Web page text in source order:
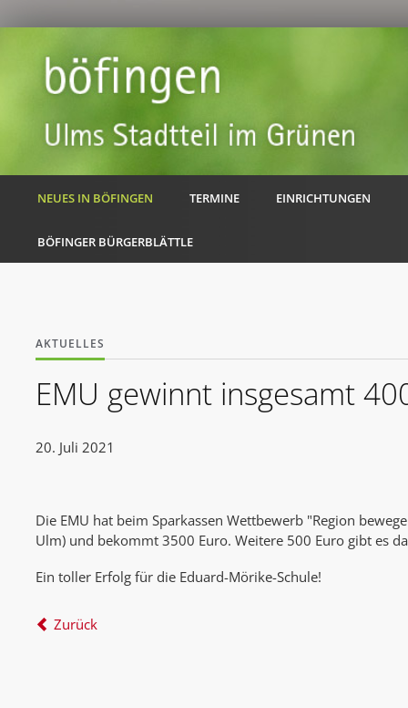
NEUES IN BÖFINGEN TERMINE EINRICHTUNGEN
BÖFINGER BÜRGERBLÄTTLE
AKTUELLES
EMU gewinnt insgesamt
20. Juli 2021
Die EMU hat beim Sparkassen Wettbewerb "Region
Ulm) und bekommt 3500 Euro. Weitere 500 Euro gibt es
Ein toller Erfolg für die Eduard-Mörike-Schule!
Zurück